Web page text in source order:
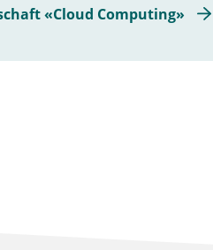
«Cloud Computing»